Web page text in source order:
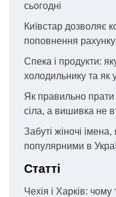
сьогодні
Київстар дозволяє
поповнення
Спека і продукти:
холодильнику та як
Як правильно
сіла, а вишивка не
Забуті жіночі імена,
популярними в
Статті
Чехія і Харків: чому